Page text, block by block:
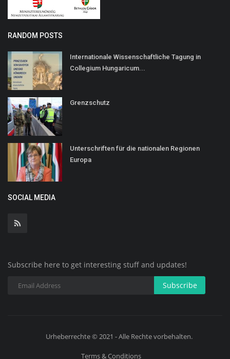
RANDOM POSTS
Internationale Wissenschaftliche Tagung in
Collegium Hungaricum...
Grenzschutz
Unterschriften für die nationalen Regionen
Europa
SOCIAL MEDIA
Subscribe here to get interesting stuff and updates!
Subscribe
Urheberrechte © 2021 - Alle Rechte vorbehalten.
Terms & Conditions